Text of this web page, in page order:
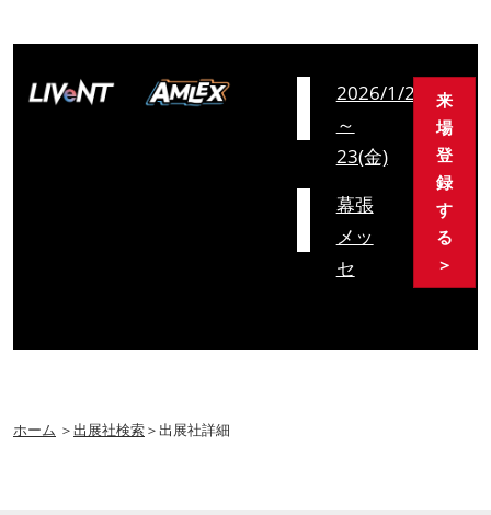
2026/1/21(水)
～
23(金)
幕張
メッ
セ
来
場
登
録
す
る
＞
ホーム ＞出展社検索＞出展社詳細